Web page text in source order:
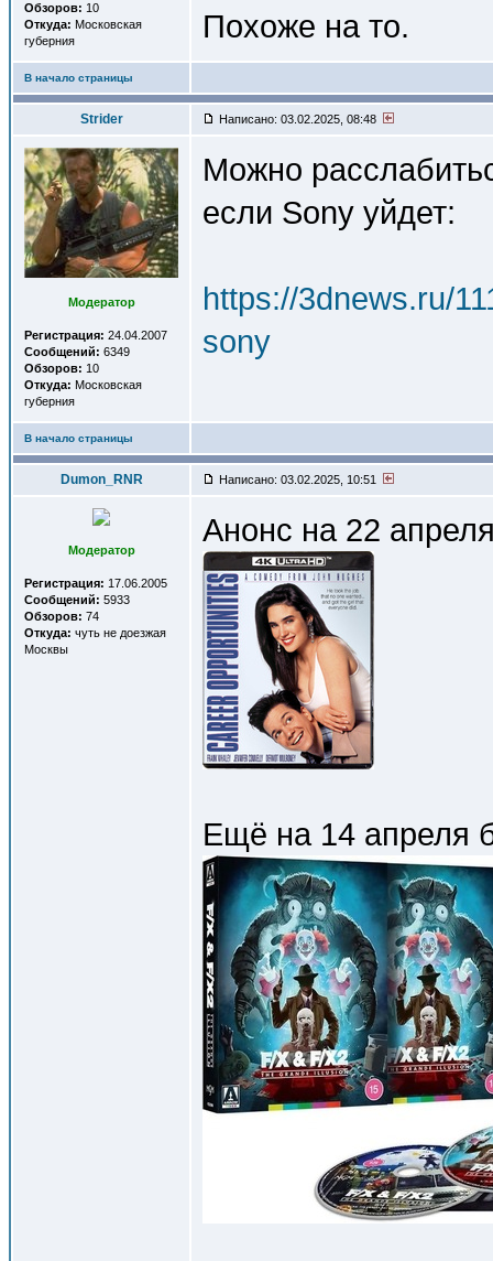
Обзоров: 10
Откуда: Московская
губерния
Похоже на то.
В начало страницы
Strider Написано: 03.02.2025, 08:48
Модератор
Регистрация: 24.04.2007
Сообщений: 6349
Обзоров: 10
Откуда: Московская
губерния
Можно
если Sony уйдет:
https://3dnews.ru/
sony
В начало страницы
Dumon_RNR Написано: 03.02.2025, 10:51
Модератор
Регистрация: 17.06.2005
Сообщений: 5933
Обзоров: 74
Откуда: чуть не доезжая
Москвы
Анонс на 22
Ещё на 14 апреля